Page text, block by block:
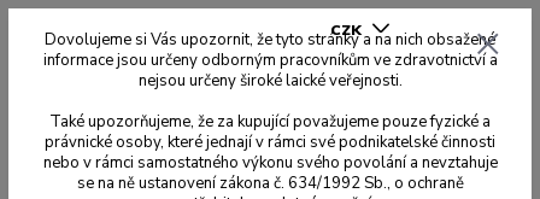
CZK
0,00 Kč
Dovolujeme si Vás upozornit, že tyto stránky a na nich obsažené
informace jsou určeny odborným pracovníkům ve zdravotnictví a
nejsou určeny široké laické veřejnosti.
Také upozorňujeme, že za kupující považujeme pouze fyzické a
právnické osoby, které jednají v rámci své podnikatelské činnosti
nebo v rámci samostatného výkonu svého povolání a nevztahuje
se na ně ustanovení zákona č. 634/1992 Sb., o ochraně